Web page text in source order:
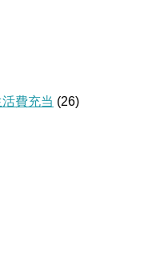
費充当 (26)